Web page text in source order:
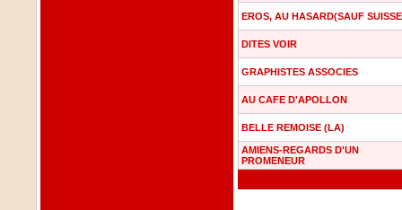
EROS, AU HASARD(SAUF
DITES VOIR
GRAPHISTES ASSOCIES
AU CAFE D'APOLLON
BELLE REMOISE (LA)
AMIENS-REGARDS D'UN
PROMENEUR